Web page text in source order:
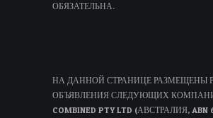
ОБЯЗАТЕЛЬНА.
НА ДАННОЙ СТРАНИЦЕ РАЗМЕЩЕНЫ
ОБЪЯВЛЕНИЯ СЛЕДУЮЩИХ
COMBINED PTY LTD (АВСТРАЛИЯ, ABN